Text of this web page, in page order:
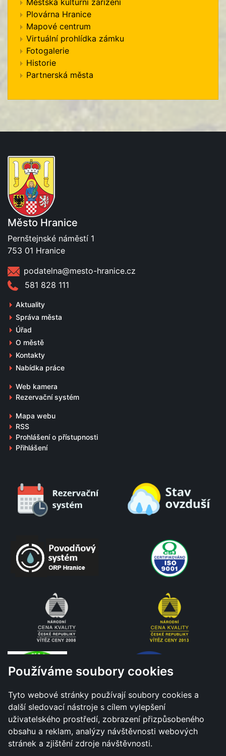
Používáme soubory cookies
Tyto webové stránky používají soubory cookies a
další sledovací nástroje s cílem vylepšení
uživatelského prostředí, zobrazení přizpůsobeného
obsahu a reklam, analýzy návštěvnosti webových
stránek a zjištění zdroje návštěvnosti.
Plovárna Hranice
Mapové centrum
Virtuální prohlídka zámku
Fotogalerie
Historie
Partnerská města
Město Hranice
Pernštejnské náměstí 1
753 01 Hranice
podatelna@mesto-hranice.cz
581 828 111
Aktuality
Správa města
Úřad
O městě
Kontakty
Nabídka práce
Web kamera
Rezervační systém
Mapa webu
RSS
Prohlášení o přístupnosti
Přihlášení